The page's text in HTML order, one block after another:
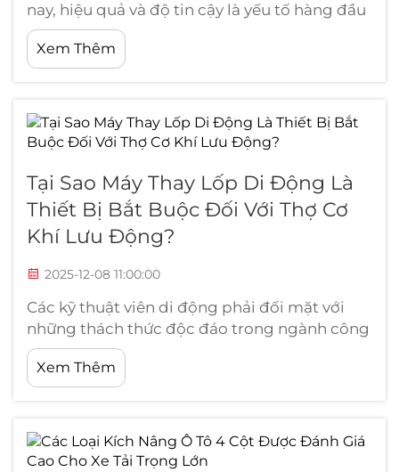
nay, hiệu quả và độ tin cậy là yếu tố hàng đầu
khi lựa chọn thiết bị có thể chịu đựng được
nhu cầu vận hành hàng ngày. Máy thay lốp di
động đã trở thành công cụ thiết yếu đối với
cần...
Xem Thêm
Tại Sao Máy Thay Lốp Di Động Là
Thiết Bị Bắt Buộc Đối Với Thợ Cơ
Khí Lưu Động?
2025-12-08 11:00:00
Các kỹ thuật viên di động phải đối mặt với
những thách thức độc đáo trong ngành công
nghiệp dịch vụ ô tô hiện nay, nơi mà hiệu quả
và tính di động quyết định sự thành công của
doanh nghiệp. Trong số các công cụ thiết yếu
công với những đơn vị gặp khó khăn, thiết bị
nâng di động...
Xem Thêm